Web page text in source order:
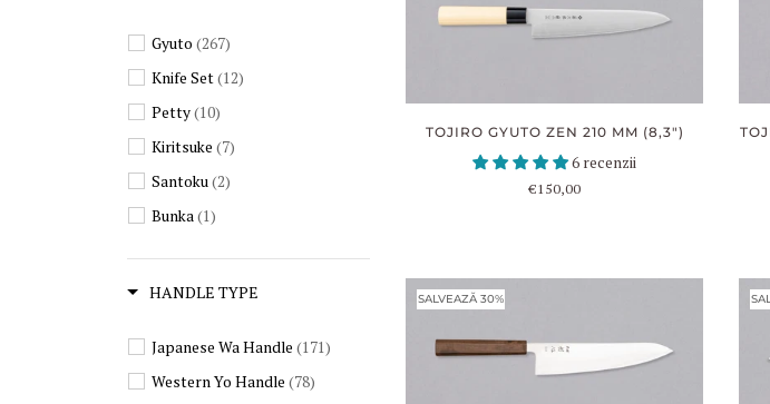
Gyuto (267)
Knife Set (12)
Petty(10)
Kiritsuke (7)
Santoku (2)
Bunka (1)
HANDLE TYPE
Japanese Wa Handle (171)
Western Yo Handle (78)
TOJIRO GYUTO ZEN 210 MM (8,3")
6 recenzii
€150,00
SALVEAZĂ 30%